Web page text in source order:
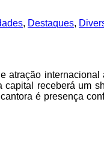
, Destaques,
atração
capital receberá um
é presença